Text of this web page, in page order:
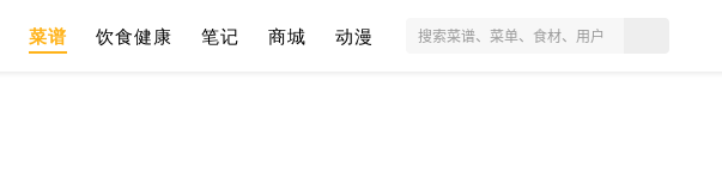
菜谱 饮食健康 笔记 商城 动漫